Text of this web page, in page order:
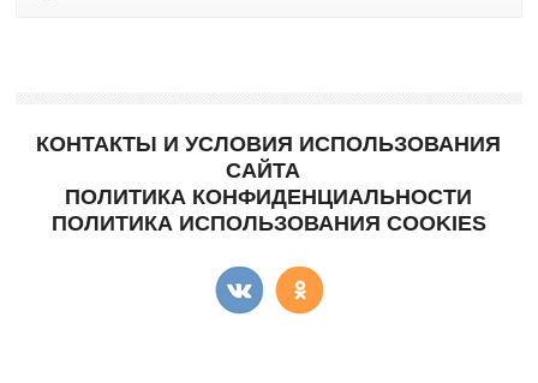
КОНТАКТЫ И УСЛОВИЯ ИСПОЛЬЗОВАНИЯ
САЙТА
ПОЛИТИКА КОНФИДЕНЦИАЛЬНОСТИ
ПОЛИТИКА ИСПОЛЬЗОВАНИЯ COOKIES